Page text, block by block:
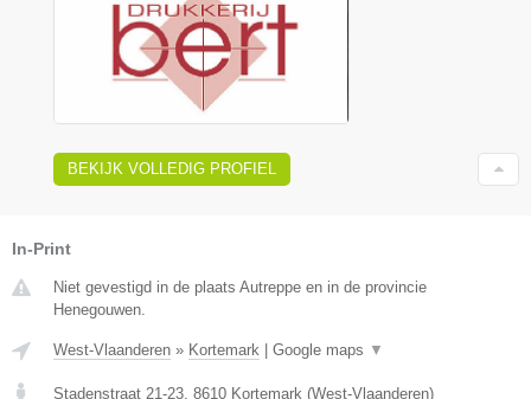
BEKIJK VOLLEDIG PROFIEL
In-Print
Niet gevestigd in de plaats Autreppe en in de provincie
Henegouwen.
West-Vlaanderen » Kortemark Google maps ▼
Stadenstraat 21-23, 8610 Kortemark (West-Vlaanderen)